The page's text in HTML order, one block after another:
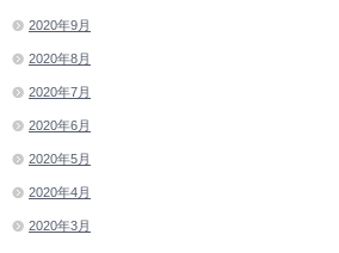
2020年9月
2020年8月
2020年7月
2020年6月
2020年5月
2020年4月
2020年3月